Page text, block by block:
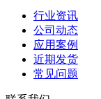
行业资讯
公司动态
应用案例
近期发货
常见问题